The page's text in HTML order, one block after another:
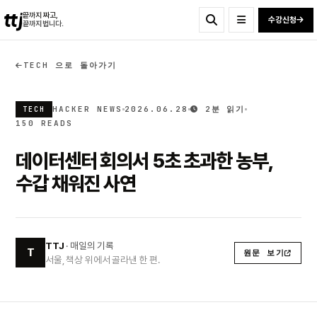
ttj끝까지 짜고,
끝까지 법니다.
수강신청
TECH 으로 돌아가기
TECH HACKER NEWS 2026.06.28
2분 읽기
150 READS
데이터센터 회의서 5초 초과한 농부,
수갑 채워진 사연
T
TTJ · 매일의 기록
서울, 책상 위에서 골라낸 한 편.
원문 보기